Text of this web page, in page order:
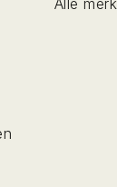
Alle